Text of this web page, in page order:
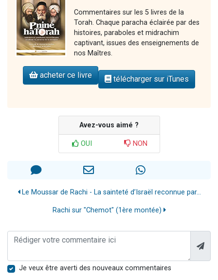
Commentaires sur les 5 livres de la
Torah. Chaque paracha éclairée par des
histoires, paraboles et midrachim
captivant, issues des enseignements de
nos Maîtres.
acheter ce livre télécharger sur iTunes
Avez-vous aimé ?
OUI NON
Le Moussar de Rachi - La sainteté d’Israël reconnue par...
Rachi sur "Chemot" (1ère montée)
Je veux être averti des nouveaux commentaires